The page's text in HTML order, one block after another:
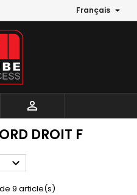
Français 

DROIT F

9 article(s)